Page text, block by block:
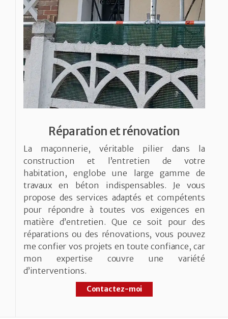
Réparation et rénovation
La maçonnerie, véritable pilier dans la
construction et l’entretien de votre
habitation, englobe une large gamme de
travaux en béton indispensables. Je vous
propose des services adaptés et compétents
pour répondre à toutes vos exigences en
matière d’entretien. Que ce soit pour des
réparations ou des rénovations, vous pouvez
me confier vos projets en toute confiance, car
mon expertise couvre une variété
d’interventions.
Contactez-moi